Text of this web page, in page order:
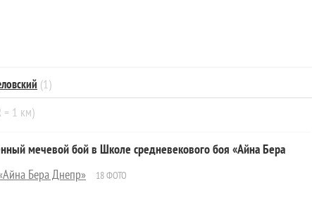
(1)
= 1 км)
мечевой бой в Школе средневекового боя «Айна Бера
Бера Днепр» 18 ФОТО